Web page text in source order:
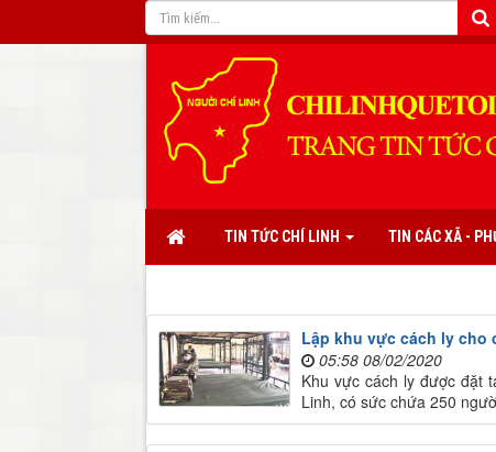
TIN TỨC CHÍ LINH TIN CÁC XÃ -
Lập khu vực cách ly cho
05:58 08/02/2020
Khu vực cách ly được đặt
Linh, có sức chứa 250